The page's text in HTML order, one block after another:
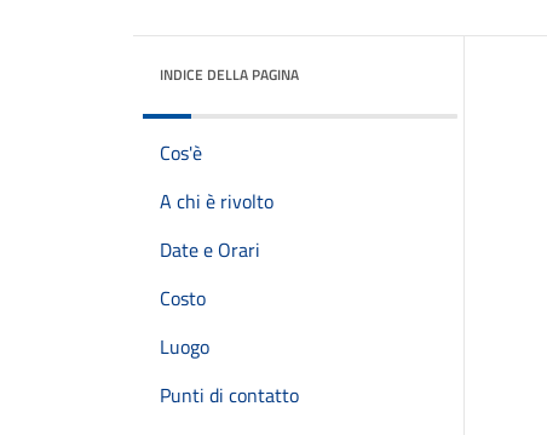
INDICE DELLA PAGINA
Cos'è
A chi è rivolto
Date e Orari
Costo
Luogo
Punti di contatto